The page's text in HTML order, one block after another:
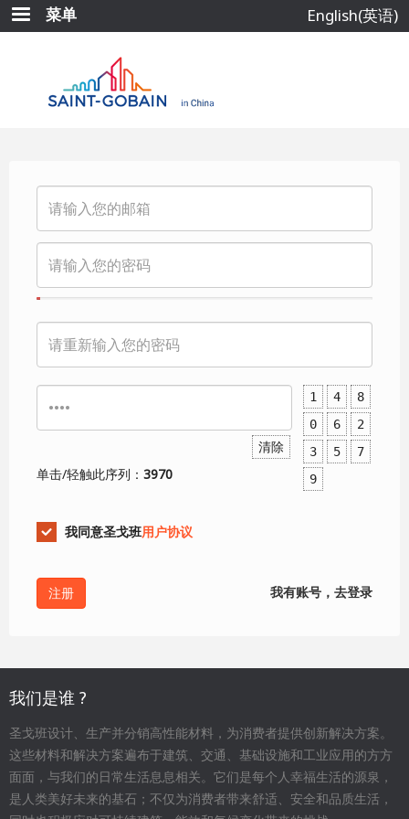
跳
转
菜单 English(英语)
清除
1 4
8
0
6
2
3
5
7
9
单击/轻触此序列： 3970
我同意圣戈班用户协议
我有账号，去登录
我们是谁 ?
圣戈班设计、生产并分销高性能材料，为消费者提供创新解决方案。
这些材料和解决方案遍布于建筑、交通、基础设施和工业应用的方方
面面，与我们的日常生活息息相关。它们是每个人幸福生活的源泉，
是人类美好未来的基石；不仅为消费者带来舒适、安全和品质生活，